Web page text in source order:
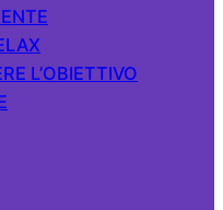
L’OBIETTIVO